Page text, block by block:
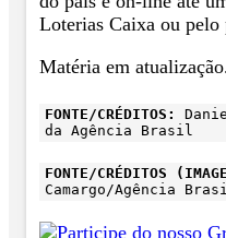
Loterias Caixa ou
Matéria em
FONTE/CRÉDITOS:
da Agência Brasil
FONTE/CRÉDITOS
Camargo/Agência